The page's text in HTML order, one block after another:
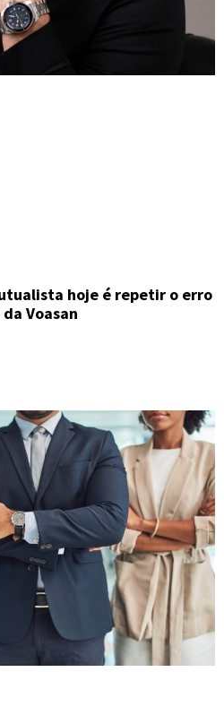
hoje é repetir o erro
Voasan